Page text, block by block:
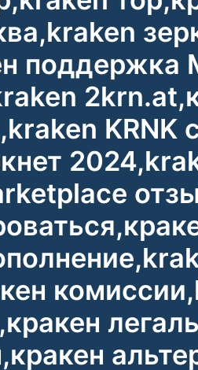
поддержка
KRNK